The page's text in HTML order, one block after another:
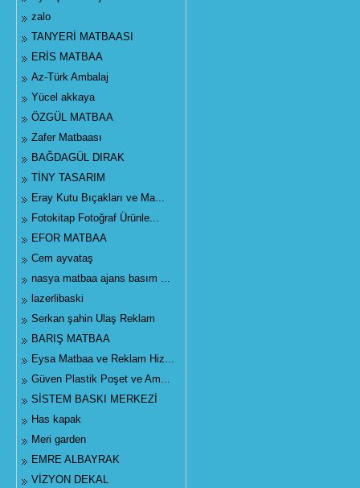
zalo
TANYERİ MATBAASI
ERİS MATBAA
Az-Türk Ambalaj
Yücel akkaya
ÖZGÜL MATBAA
Zafer Matbaası
BAĞDAGÜL DIRAK
TİNY TASARIM
Eray Kutu Bıçakları ve Ma...
Fotokitap Fotoğraf Ürünle...
EFOR MATBAA
Cem ayvataş
nasya matbaa ajans basım ...
lazerlibaski
Serkan şahin Ulaş Reklam
BARIŞ MATBAA
Eysa Matbaa ve Reklam Hiz...
Güven Plastik Poşet ve Am...
SİSTEM BASKI MERKEZİ
Has kapak
Meri garden
EMRE ALBAYRAK
VİZYON DEKAL